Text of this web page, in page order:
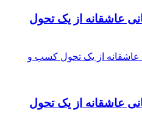
عاشقانه از یک تحول
عاشقانه از یک تحول